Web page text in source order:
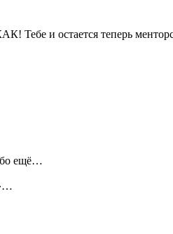
и остается теперь
ещё…